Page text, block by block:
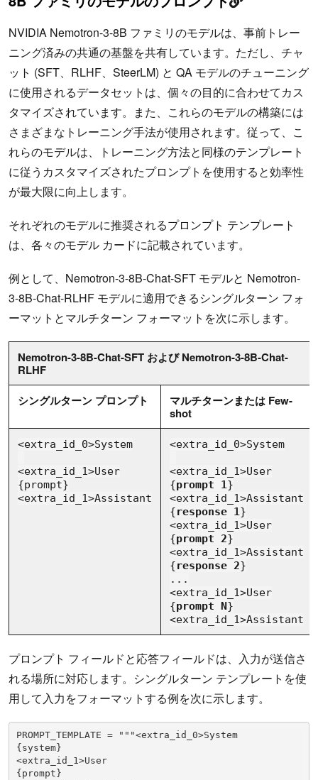
NVIDIA Nemotron-3-8B ファミリのモデルは、事前トレー
ニング済みの共通の基盤を共有しています。ただし、チャ
ット (SFT、RLHF、SteerLM) と QA モデルのチューニング
に使用されるデータセットは、個々の目的に合わせてカス
タマイズされています。また、これらのモデルの構築には
さまざまなトレーニング手法が使用されます。従って、こ
れらのモデルは、トレーニング方法と同様のテンプレート
に従うカスタマイズされたプロンプトを使用すると効率性
が最大限に向上します。
それぞれのモデルに推奨されるプロンプト テンプレート
は、各々のモデル カードに記載されています。
例として、Nemotron-3-8B-Chat-SFT モデルと Nemotron-
3-8B-Chat-RLHF モデルに適用できるシングルターン フォ
ーマットとマルチターン フォーマットを次に示します。
Nemotron-3-8B-Chat-SFT および Nemotron-3-8B-Chat-
RLHF
シングルターン プロンプト
マルチターンまたは Few-
shot
<extra_id_0>System
<extra_id_1>User
{prompt}
<extra_id_1>Assistant
<extra_id_0>System
<extra_id_1>User
{prompt 1}
<extra_id_1>Assistant
{response 1}
<extra_id_1>User
{prompt 2}
<extra_id_1>Assistant
{response 2}
...
<extra_id_1>User
{prompt N}
<extra_id_1>Assistant
プロンプト フィールドと応答フィールドは、入力が送信さ
れる場所に対応します。シングルターン テンプレートを使
用して入力をフォーマットする例を次に示します。
PROMPT_TEMPLATE = """<extra_id_0>System
{system}
<extra_id_1>User
{prompt}